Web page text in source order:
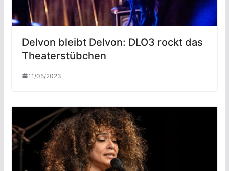
Delvon bleibt Delvon: DLO3 rockt das
Theaterstübchen
11/05/2023